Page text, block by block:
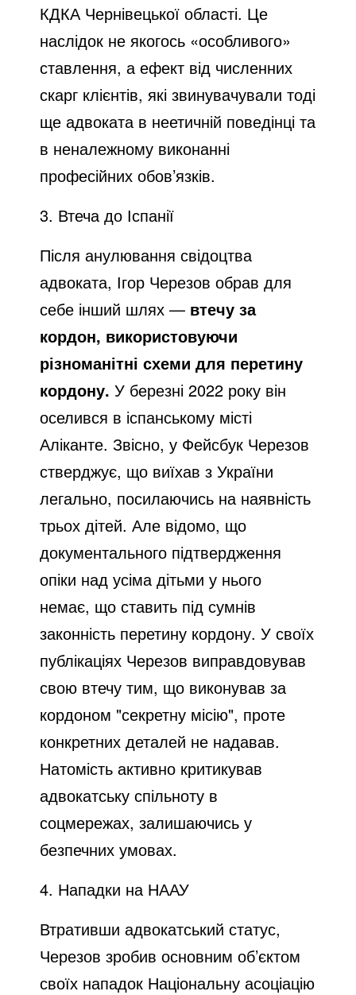
КДКА Чернівецької області. Це
наслідок не якогось «особливого»
ставлення, а ефект від численних
скарг клієнтів, які звинувачували тоді
ще адвоката в неетичній поведінці та
в неналежному виконанні
професійних обов’язків.
3. Втеча до Іспанії
Після анулювання свідоцтва
адвоката, Ігор Черезов обрав для
себе інший шлях — втечу за
кордон, використовуючи
різноманітні схеми для перетину
кордону. У березні 2022 року він
оселився в іспанському місті
Аліканте. Звісно, у Фейсбук Черезов
стверджує, що виїхав з України
легально, посилаючись на наявність
трьох дітей. Але відомо, що
документального підтвердження
опіки над усіма дітьми у нього
немає, що ставить під сумнів
законність перетину кордону. У своїх
публікаціях Черезов виправдовував
свою втечу тим, що виконував за
кордоном "секретну місію", проте
конкретних деталей не надавав.
Натомість активно критикував
адвокатську спільноту в
соцмережах, залишаючись у
безпечних умовах.
4. Нападки на НААУ
Втративши адвокатський статус,
Черезов зробив основним об’єктом
своїх нападок Національну асоціацію